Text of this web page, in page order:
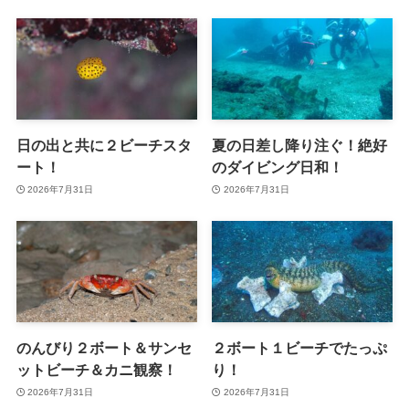
日の出と共に２ビーチスタ
ート！
2026年7月31日
夏の日差し降り注ぐ！絶好
のダイビング日和！
2026年7月31日
のんびり２ボート＆サンセ
ットビーチ＆カニ観察！
2026年7月31日
２ボート１ビーチでたっぷ
り！
2026年7月31日